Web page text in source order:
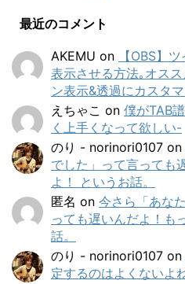
最近のコメント
AKEMU on
【OBS】
表示させる方法｡オス
ン表示&透過にカスタマ
えちゃこ on 僕がTAB
く上手くなって欲しい-
のり - norinori0107 on
でした」って言っても
よ！ というお話。
匿名 on 今さら「あな
っても遅いんだよ！も
話。
のり - norinori0107 on
定するのはよくないよね